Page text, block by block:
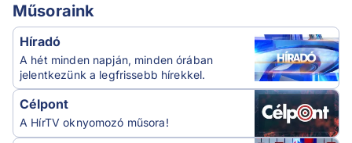
Műsoraink
Híradó
A hét minden napján, minden órában
jelentkezünk a legfrissebb hírekkel.
Célpont
A HírTV oknyomozó műsora!